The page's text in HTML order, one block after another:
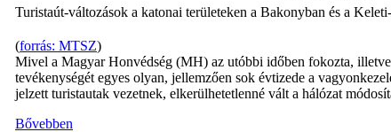
Turistaút-változások a katonai területeken a Bakonyban és a
(forrás: MTSZ)
Mivel a Magyar Honvédség (MH) az utóbbi időben fokozta,
tevékenységét egyes olyan, jellemzően sok évtizede a
jelzett turistautak vezetnek, elkerülhetetlenné vált a hálózat
Bővebben